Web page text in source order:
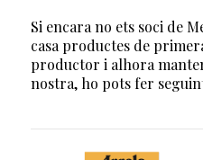
Si encara no ets soci de
casa productes de
productor i alhora
nostra, ho pots fer